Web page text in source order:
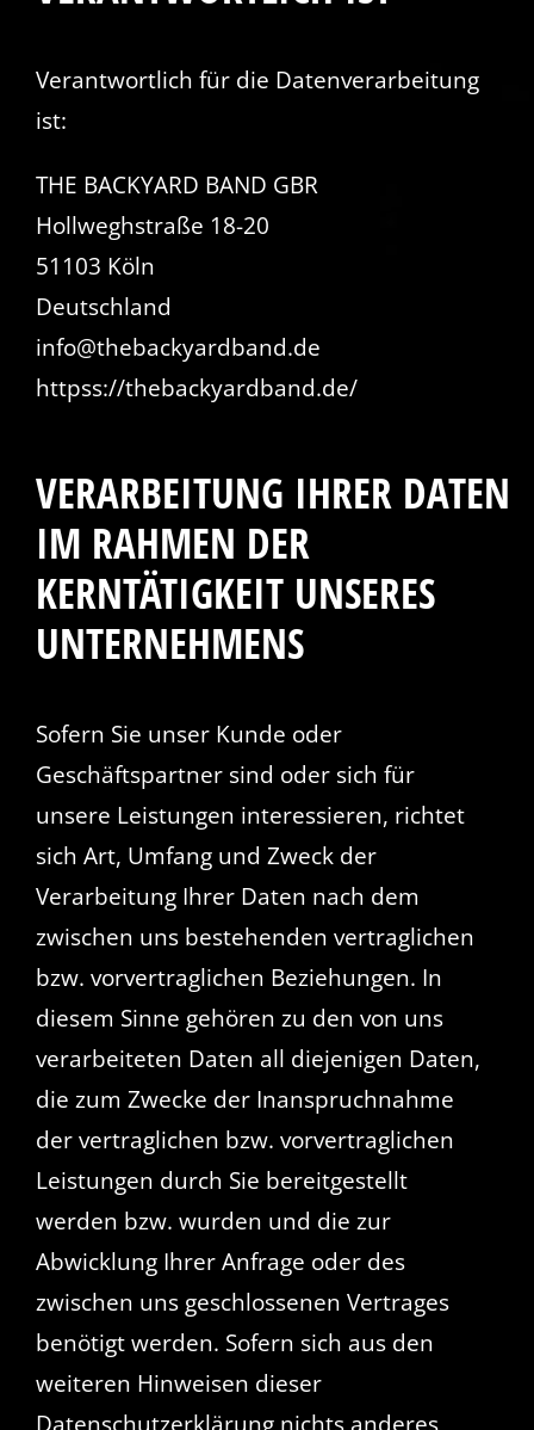
Verantwortlich für die Datenverarbeitung
ist:
THE BACKYARD BAND GBR
Hollweghstraße 18-20
51103 Köln
Deutschland
info@thebackyardband.de
httpss://thebackyardband.de/
VERARBEITUNG IHRER DATEN
IM RAHMEN DER
KERNTÄTIGKEIT UNSERES
UNTERNEHMENS
Sofern Sie unser Kunde oder
Geschäftspartner sind oder sich für
unsere Leistungen interessieren, richtet
sich Art, Umfang und Zweck der
Verarbeitung Ihrer Daten nach dem
zwischen uns bestehenden vertraglichen
bzw. vorvertraglichen Beziehungen. In
diesem Sinne gehören zu den von uns
verarbeiteten Daten all diejenigen Daten,
die zum Zwecke der Inanspruchnahme
der vertraglichen bzw. vorvertraglichen
Leistungen durch Sie bereitgestellt
werden bzw. wurden und die zur
Abwicklung Ihrer Anfrage oder des
zwischen uns geschlossenen Vertrages
benötigt werden. Sofern sich aus den
weiteren Hinweisen dieser